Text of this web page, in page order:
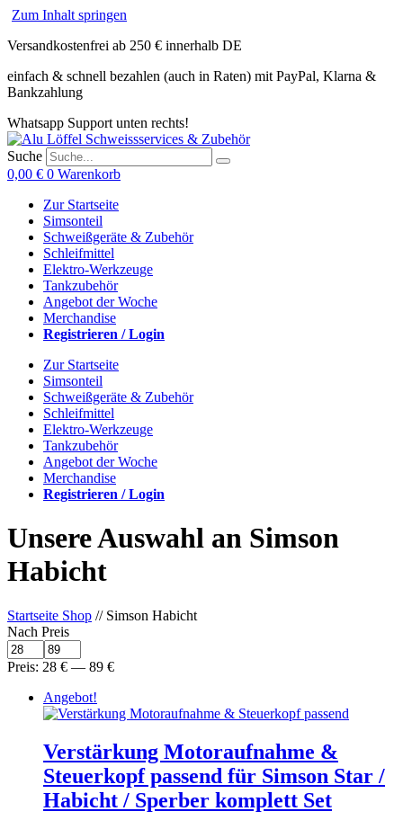
Zum Inhalt springen
Versandkostenfrei ab 250 € innerhalb DE
einfach & schnell bezahlen (auch in Raten) mit PayPal, Klarna &
Bankzahlung
Whatsapp Support unten rechts!
Suche
0,00 € 0 Warenkorb
Zur Startseite
Simsonteil
Schweißgeräte & Zubehör
Schleifmittel
Elektro-Werkzeuge
Tankzubehör
Angebot der Woche
Merchandise
Registrieren / Login
Zur Startseite
Simsonteil
Schweißgeräte & Zubehör
Schleifmittel
Elektro-Werkzeuge
Tankzubehör
Angebot der Woche
Merchandise
Registrieren / Login
Unsere Auswahl an Simson
Habicht
Startseite Shop // Simson Habicht
Nach Preis
Preis: 28 € — 89 €
Angebot!
Verstärkung Motoraufnahme &
Steuerkopf passend für Simson Star /
Habicht / Sperber komplett Set